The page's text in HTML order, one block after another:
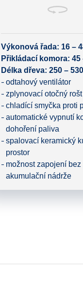
Výkonová řada: 16 –
Přikládací komora: 45
Délka dřeva: 250 –
odtahový ventilátor
zplynovací otočný rošt
chladící smyčka proti
automatické vypnutí
dohoření paliva
spalovací keramický
prostor
možnost zapojení bez
akumulační nádrže